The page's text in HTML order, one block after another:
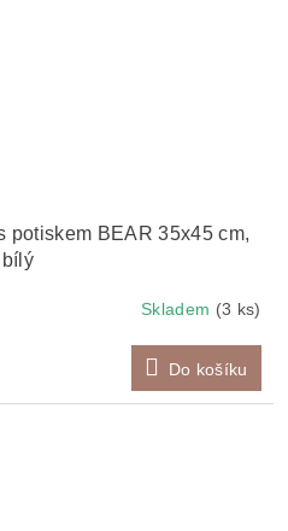
potiskem BEAR 35x45 cm,
bílý
Skladem (3 ks)
Do košíku